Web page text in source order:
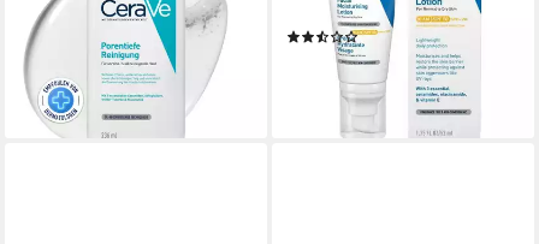
unreiner, zu Akne neigender
Haut
(113,35 €/ 1 l)
lieferbar - in 5-6 Werktagen bei dir
Gesichtslotion SPF 50
(2)
ab 21,69 €
(417,12 €/ 1 l)
lieferbar - in 3-4 Werktagen bei dir